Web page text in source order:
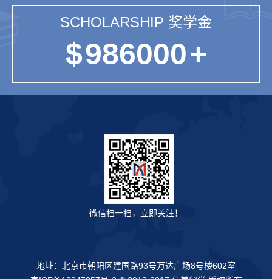
SCHOLARSHIP 奖学金
$986000+
微信扫一扫，立即关注！
地址：北京市朝阳区建国路93号万达广场8号楼602室